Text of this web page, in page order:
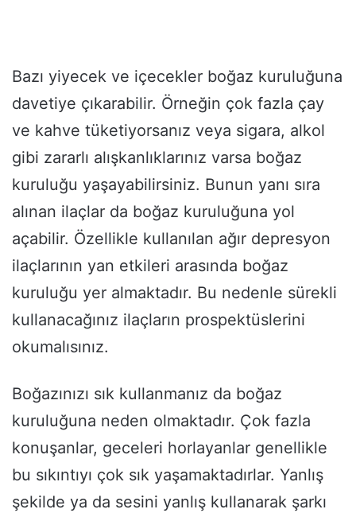
Bazı yiyecek ve içecekler boğaz kuruluğuna
davetiye çıkarabilir. Örneğin çok fazla çay
ve kahve tüketiyorsanız veya sigara, alkol
gibi zararlı alışkanlıklarınız varsa boğaz
kuruluğu yaşayabilirsiniz. Bunun yanı sıra
alınan ilaçlar da boğaz kuruluğuna yol
açabilir. Özellikle kullanılan ağır depresyon
ilaçlarının yan etkileri arasında boğaz
kuruluğu yer almaktadır. Bu nedenle sürekli
kullanacağınız ilaçların prospektüslerini
okumalısınız.
Boğazınızı sık kullanmanız da boğaz
kuruluğuna neden olmaktadır. Çok fazla
konuşanlar, geceleri horlayanlar genellikle
bu sıkıntıyı çok sık yaşamaktadırlar. Yanlış
şekilde ya da sesini yanlış kullanarak şarkı